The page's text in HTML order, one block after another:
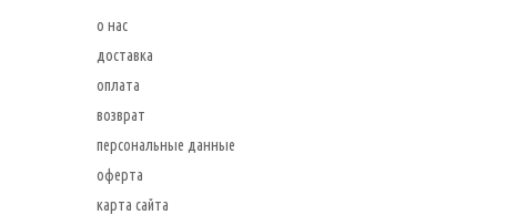
о нас
доставка
оплата
возврат
персональные данные
оферта
карта сайта